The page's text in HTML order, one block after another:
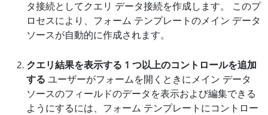
タ接続としてクエリ データ接続を作成します。 このプ
ロセスにより、フォーム テンプレートのメイン データ
ソースが自動的に作成されます。
クエリ結果を表示する 1 つ以上のコントロールを追加
する ユーザーがフォームを開くときにメイン データ
ソースのフィールドのデータを表示および編集できる
ようにするには、フォーム テンプレートにコントロー